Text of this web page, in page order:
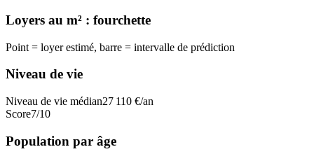
Loyers au m² : fourchette
Point = loyer estimé, barre = intervalle de prédiction
Niveau de vie
Niveau de vie médian27 110 €/an
Score7/10
Population par âge